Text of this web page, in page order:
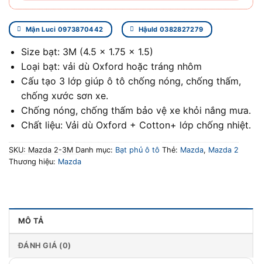
Mận Luci 0973870442 Hậuld 0382827279
Size bạt: 3M (4.5 x 1.75 x 1.5)
Loại bạt: vải dù Oxford hoặc tráng nhôm
Cấu tạo 3 lớp giúp ô tô chống nóng, chống thấm,
chống xước sơn xe.
Chống nóng, chống thấm bảo vệ xe khỏi nắng mưa.
Chất liệu: Vải dù Oxford + Cotton+ lớp chống nhiệt.
SKU: Mazda 2-3M Danh mục: Bạt phủ ô tô Thẻ: Mazda, Mazda 2
Thương hiệu: Mazda
MÔ TẢ
ĐÁNH GIÁ (0)